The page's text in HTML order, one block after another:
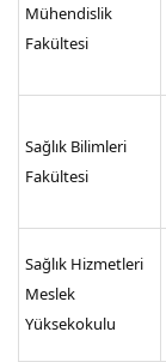
Mühendislik
Fakültesi
Sağlık Bilimleri
Fakültesi
Sağlık Hizmetleri
Meslek
Yüksekokulu